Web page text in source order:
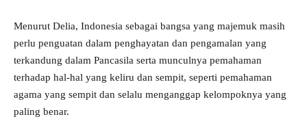
Menurut Delia, Indonesia sebagai bangsa yang majemuk masih
perlu penguatan dalam penghayatan dan pengamalan yang
terkandung dalam Pancasila serta munculnya pemahaman
terhadap hal-hal yang keliru dan sempit, seperti pemahaman
agama yang sempit dan selalu menganggap kelompoknya yang
paling benar.